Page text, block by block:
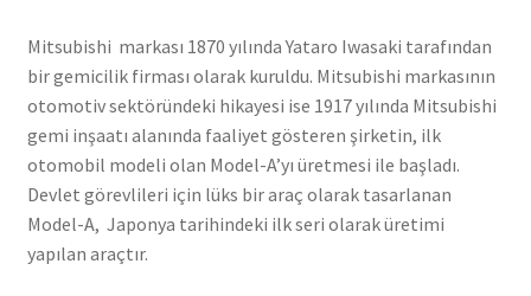
Mitsubishi markası 1870 yılında Yataro Iwasaki tarafından
bir gemicilik firması olarak kuruldu. Mitsubishi markasının
otomotiv sektöründeki hikayesi ise 1917 yılında Mitsubishi
gemi inşaatı alanında faaliyet gösteren şirketin, ilk
otomobil modeli olan Model-A’yı üretmesi ile başladı.
Devlet görevlileri için lüks bir araç olarak tasarlanan
Model-A, Japonya tarihindeki ilk seri olarak üretimi
yapılan araçtır.